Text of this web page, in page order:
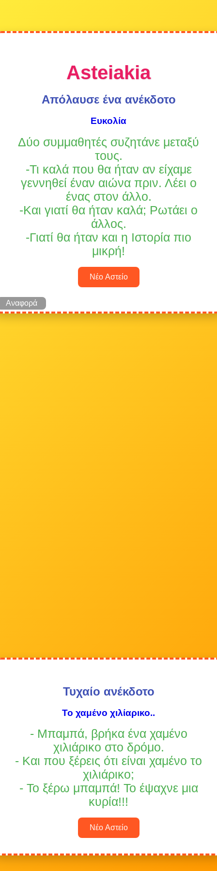
Asteiakia
Απόλαυσε ένα ανέκδοτο
Ευκολία
Δύο συμμαθητές συζητάνε μεταξύ
τους.
-Τι καλά που θα ήταν αν είχαμε
γεννηθεί έναν αιώνα πριν. Λέει ο
ένας στον άλλο.
-Και γιατί θα ήταν καλά; Ρωτάει ο
άλλος.
-Γιατί θα ήταν και η Ιστορία πιο
μικρή!
Νέο Αστείο
Αναφορά
Τυχαίο ανέκδοτο
Το χαμένο χιλίαρικο..
- Μπαμπά, βρήκα ένα χαμένο
χιλιάρικο στο δρόμο.
- Και που ξέρεις ότι είναι χαμένο το
χιλιάρικο;
- Το ξέρω μπαμπά! Το έψαχνε μια
κυρία!!!
Νέο Αστείο